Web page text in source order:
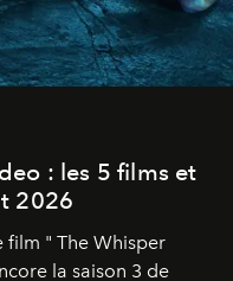
: les 5 films et
2026
film " The Whisper
la saison 3 de